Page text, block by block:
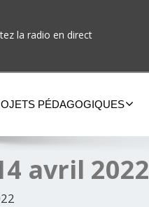
la radio en direct
PÉDAGOGIQUES
avril 2022